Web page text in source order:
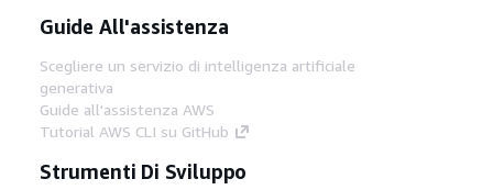
Guide All'assistenza
Scegliere un servizio di intelligenza artificiale
generativa
Guide all'assistenza AWS
Tutorial AWS CLI su GitHub
Strumenti Di Sviluppo